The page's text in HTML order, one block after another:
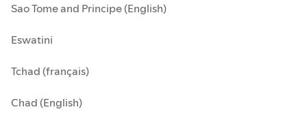
Sao Tome and Principe (English)
Eswatini
Tchad (français)
Chad (English)